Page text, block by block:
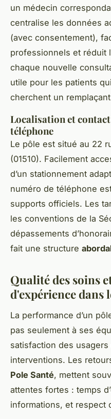
un médecin
centralise les données
(avec consentement),
professionnels et réduit
chaque nouvelle
utile pour les patients
cherchent un
Localisation et
téléphone
Le pôle est situé au 22
(01510). Facilement
d’un stationnement
numéro de téléphone
supports officiels. Les
les conventions de la
dépassements
fait une structure
Qualité des soins
d'expérience dans
La performance d’un
pas seulement à ses
satisfaction des
interventions. Les
Pole Santé, mettent
attentes fortes : temps
informations, et respect